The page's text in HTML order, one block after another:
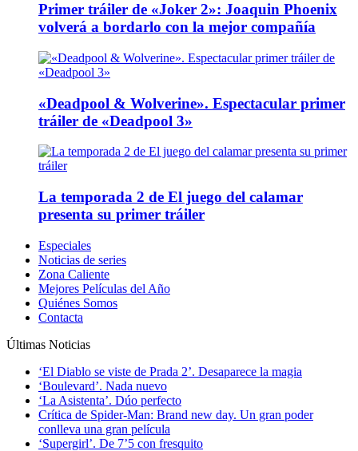
Primer tráiler de «Joker 2»: Joaquin Phoenix
volverá a bordarlo con la mejor compañía
«Deadpool & Wolverine». Espectacular primer
tráiler de «Deadpool 3»
La temporada 2 de El juego del calamar
presenta su primer tráiler
Especiales
Noticias de series
Zona Caliente
Mejores Películas del Año
Quiénes Somos
Contacta
Últimas Noticias
‘El Diablo se viste de Prada 2’. Desaparece la magia
‘Boulevard’. Nada nuevo
‘La Asistenta’. Dúo perfecto
Crítica de Spider-Man: Brand new day. Un gran poder
conlleva una gran película
‘Supergirl’. De 7’5 con fresquito